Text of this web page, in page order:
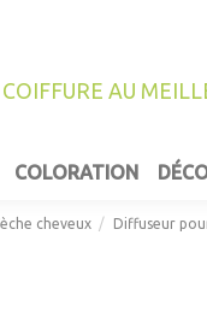
AU
COLORATION
cheveux Diffuseur